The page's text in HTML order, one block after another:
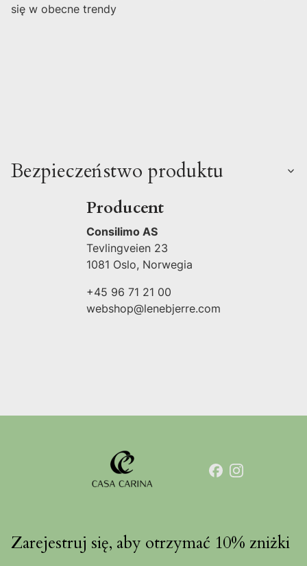
się w obecne trendy
Bezpieczeństwo produktu
Producent
Consilimo AS
Tevlingveien 23
1081 Oslo, Norwegia
+45 96 71 21 00
webshop@lenebjerre.com
Zarejestruj się, aby otrzymać 10% zniżki